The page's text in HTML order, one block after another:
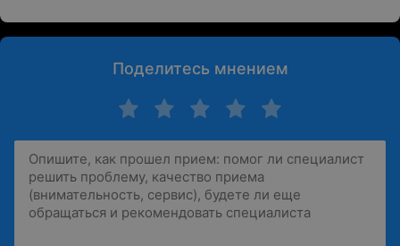
Поделитесь мнением